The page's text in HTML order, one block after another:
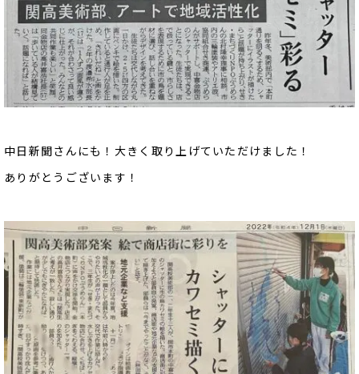
中日新聞さんにも！大きく取り上げていただけました！
ありがとうございます！